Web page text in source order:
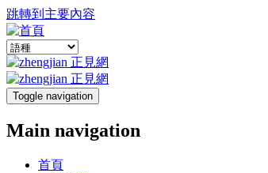
跳轉到主要內容
Toggle navigation
Main navigation
首頁